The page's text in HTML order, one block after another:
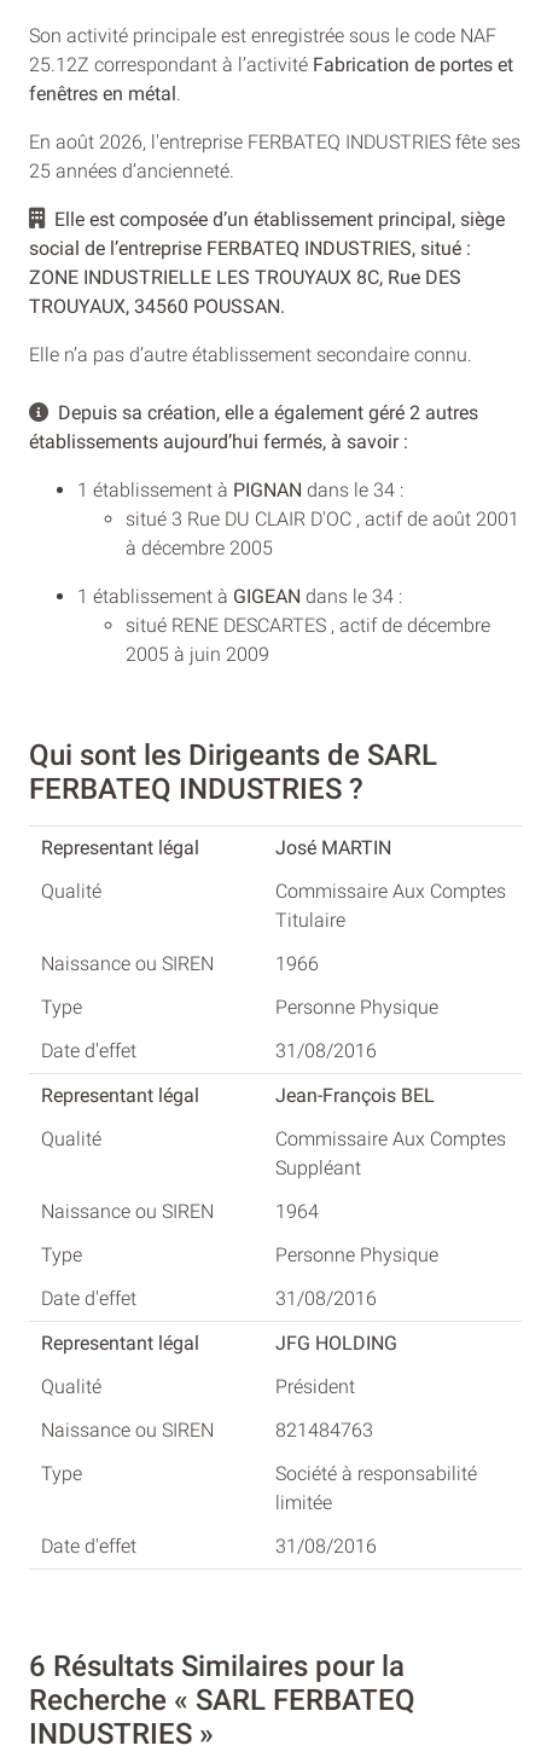
Son activité principale est enregistrée sous le code NAF
25.12Z correspondant à l’activité Fabrication de portes et
fenêtres en métal
En août 2026, l'entreprise FERBATEQ INDUSTRIES fête ses
25 années d’ancienneté.
Elle est composée d’un établissement principal, siège
social de l’entreprise FERBATEQ INDUSTRIES, situé :
ZONE INDUSTRIELLE LES TROUYAUX 8C, Rue DES
TROUYAUX, 34560 POUSSAN.
Elle n’a pas d’autre établissement secondaire connu.
Depuis sa création, elle a également géré 2 autres
établissements aujourd’hui fermés, à savoir :
1 établissement à PIGNAN dans le 34 :
situé 3 Rue DU CLAIR D'OC , actif de août 2001
à décembre 2005
1 établissement à GIGEAN dans le 34 :
situé RENE DESCARTES , actif de décembre
2005 à juin 2009
Qui sont les Dirigeants de SARL
FERBATEQ INDUSTRIES ?
José MARTIN
Commissaire Aux Comptes
Titulaire
1966
Personne Physique
31/08/2016
Jean-François BEL
Commissaire Aux Comptes
Suppléant
1964
Personne Physique
31/08/2016
JFG HOLDING
Président
821484763
Société à responsabilité
limitée
31/08/2016
6 Résultats Similaires pour la
Recherche « SARL FERBATEQ
INDUSTRIES »